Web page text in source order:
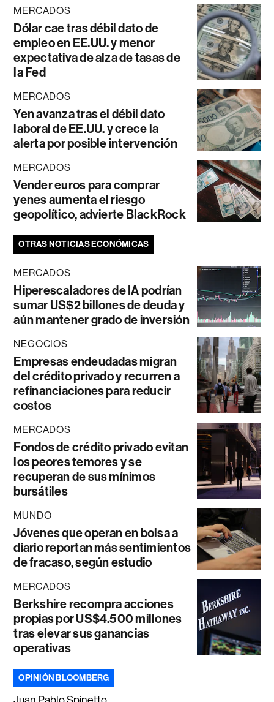
MERCADOS
Dólar cae tras débil dato de
empleo en EE.UU. y menor
expectativa de alza de tasas de
la Fed
MERCADOS
Yen avanza tras el débil dato
laboral de EE.UU. y crece la
alerta por posible intervención
MERCADOS
Vender euros para comprar
yenes aumenta el riesgo
geopolítico, advierte BlackRock
OTRAS NOTICIAS ECONÓMICAS
MERCADOS
Hiperescaladores de IA podrían
sumar US$2 billones de deuda y
aún mantener grado de inversión
NEGOCIOS
Empresas endeudadas migran
del crédito privado y recurren a
refinanciaciones para reducir
costos
MERCADOS
Fondos de crédito privado evitan
los peores temores y se
recuperan de sus mínimos
bursátiles
MUNDO
Jóvenes que operan en bolsa a
diario reportan más sentimientos
de fracaso, según estudio
MERCADOS
Berkshire recompra acciones
propias por US$4.500 millones
tras elevar sus ganancias
operativas
OPINIÓN BLOOMBERG